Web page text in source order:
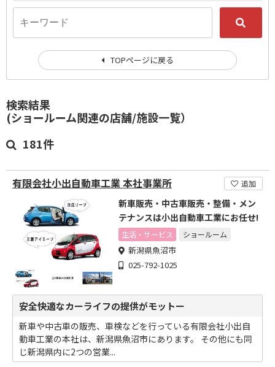
検索結果
(ショールーム関連の店舗/施設一覧）
181件
有限会社小出自動車工業 本社事業所 追加
新車販売・中古車販売・整備・メン
テナンスは小出自動車工業にお任せ!
生活・サービス ショールーム
新潟県魚沼市
025-792-1025
安全快適なカーライフの提供がモットー
新車や中古車の販売、車検などを行っている有限会社小出自
動車工業の本社は、新潟県魚沼市にあります。 その他にも同
じ新潟県内に2つの営業...
TOPページに戻る